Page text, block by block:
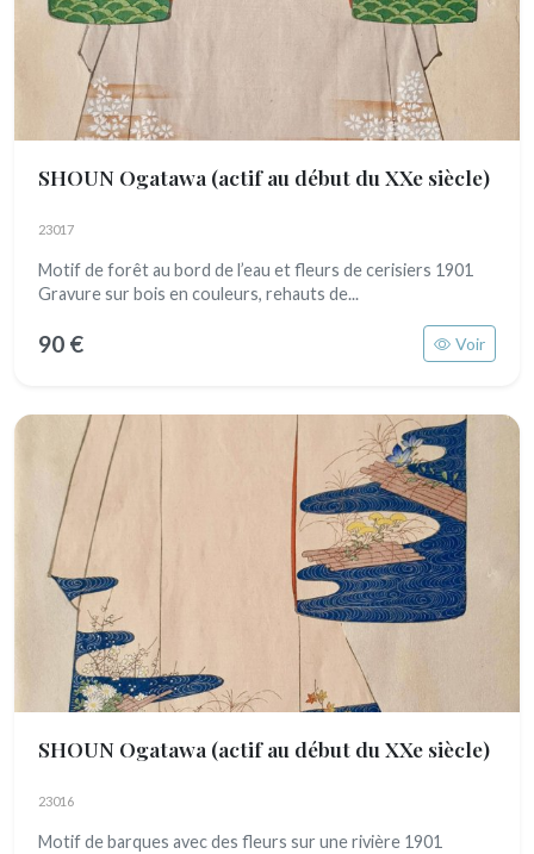
SHOUN Ogatawa (actif au début du XXe siècle)
23017
Motif de forêt au bord de l’eau et fleurs de cerisiers 1901
Gravure sur bois en couleurs, rehauts de...
90 € Voir
SHOUN Ogatawa (actif au début du XXe siècle)
23016
Motif de barques avec des fleurs sur une rivière 1901